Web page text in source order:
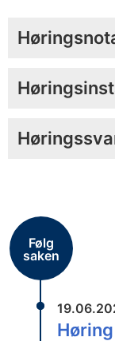
Følg
saken